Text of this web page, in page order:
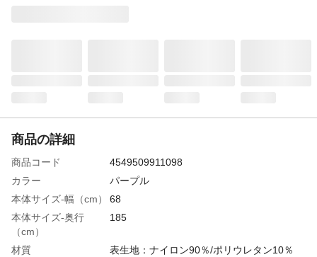
商品の詳細
商品コード
4549509911098
カラー
パープル
本体サイズ-幅（cm）
68
本体サイズ-奥行
（cm）
185
材質
表生地：ナイロン90％/ポリウレタン10％